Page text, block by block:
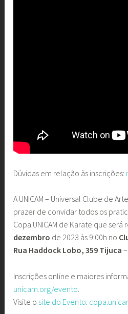
Dúvidas em relação às inscrições:
A UNICAM – Universal Clube de
prazer de convidar todos os
Copa UNICAM de Karate que será
dezembro de 2023 às 9:00h no
Rua Haddock Lobo, 359 Tijuca
Inscrições online e maiores
unicam.org/evento.
Visite o site do Evento: